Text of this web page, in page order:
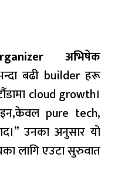
अभिषेक
बढी builder हरू
cloud growth।
pure tech,
उनका अनुसार यो
लागि एउटा सुरुवात